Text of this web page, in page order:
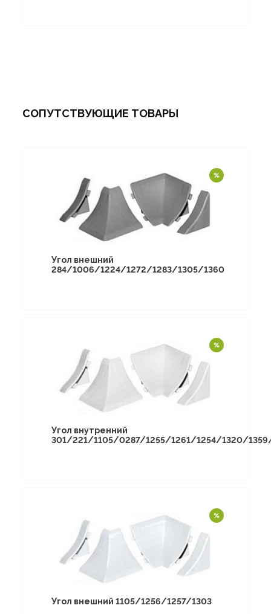
СОПУТСТВУЮЩИЕ ТОВАРЫ
Угол внешний
284/1006/1224/1272/1283/1305/1360
Угол внутренний
301/221/1105/0287/1255/1261/1254/1320/
Угол внешний 1105/1256/1257/1303